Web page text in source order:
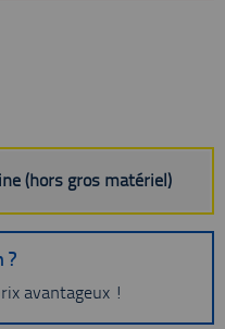
(hors gros matériel)
?
avantageux !